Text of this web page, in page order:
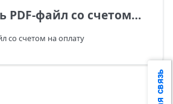
файл со счетом на оплату
со счетом на оплату